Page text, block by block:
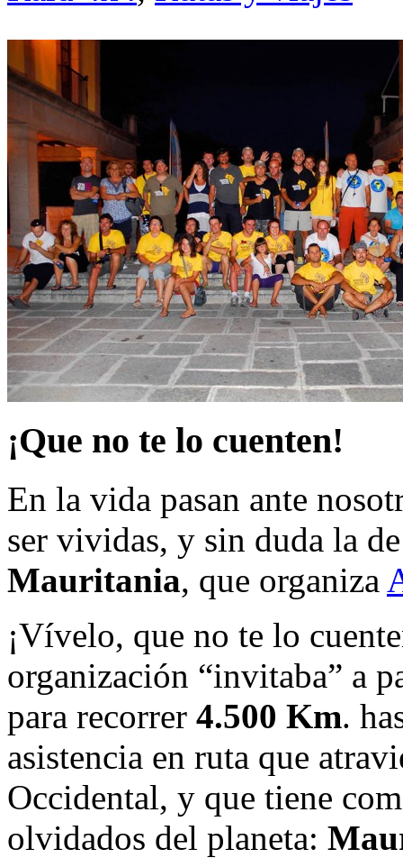
¡Que no te lo cuenten!
En la vida pasan ante
ser vividas, y sin duda la
Mauritania, que organiza
¡Vívelo, que no te lo
organización “invitaba” a
para recorrer 4.500 Km.
asistencia en ruta que
Occidental, y que tiene
olvidados del planeta: